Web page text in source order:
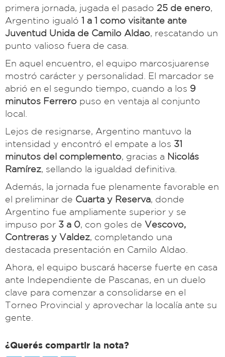
primera jornada, jugada el pasado 25 de enero,
Argentino igualó 1 a 1 como visitante ante
Juventud Unida de Camilo Aldao, rescatando un
punto valioso fuera de casa.
En aquel encuentro, el equipo marcosjuarense
mostró carácter y personalidad. El marcador se
abrió en el segundo tiempo, cuando a los 9
minutos Ferrero puso en ventaja al conjunto
local.
Lejos de resignarse, Argentino mantuvo la
intensidad y encontró el empate a los 31
minutos del complemento, gracias a Nicolás
Ramírez, sellando la igualdad definitiva.
Además, la jornada fue plenamente favorable en
el preliminar de Cuarta y Reserva, donde
Argentino fue ampliamente superior y se
impuso por 3 a 0, con goles de Vescovo,
Contreras y Valdez, completando una
destacada presentación en Camilo Aldao.
Ahora, el equipo buscará hacerse fuerte en casa
ante Independiente de Pascanas, en un duelo
clave para comenzar a consolidarse en el
Torneo Provincial y aprovechar la localía ante su
gente.
¿Querés compartir la nota?